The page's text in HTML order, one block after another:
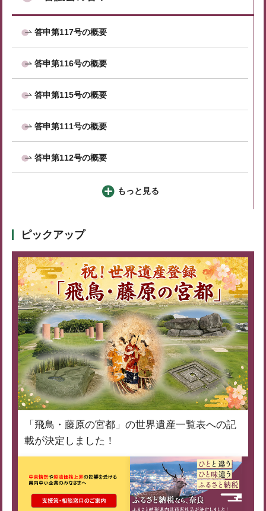
答申第117号の概要
答申第116号の概要
答申第115号の概要
答申第111号の概要
答申第112号の概要
もっと見る
ピックアップ
「飛鳥・藤原の宮都」の世界遺産一覧表への記
載が決定しました！